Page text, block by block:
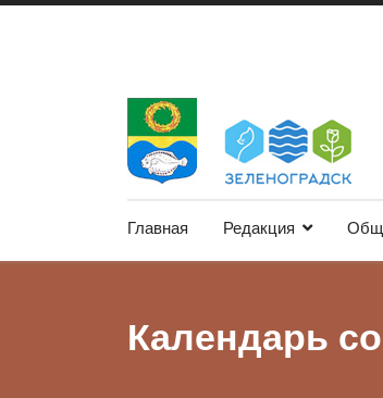
Главная Редакция
Календарь